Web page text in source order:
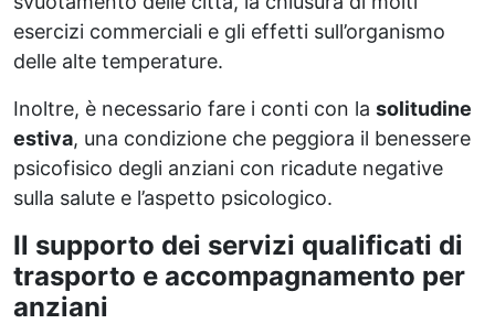
esercizi commerciali e gli effetti sull’organismo
delle alte temperature.
Inoltre, è necessario fare i conti con la solitudine
estiva, una condizione che peggiora il benessere
psicofisico degli anziani con ricadute negative
sulla salute e l’aspetto psicologico.
Il supporto dei servizi qualificati di
trasporto e accompagnamento per
anziani